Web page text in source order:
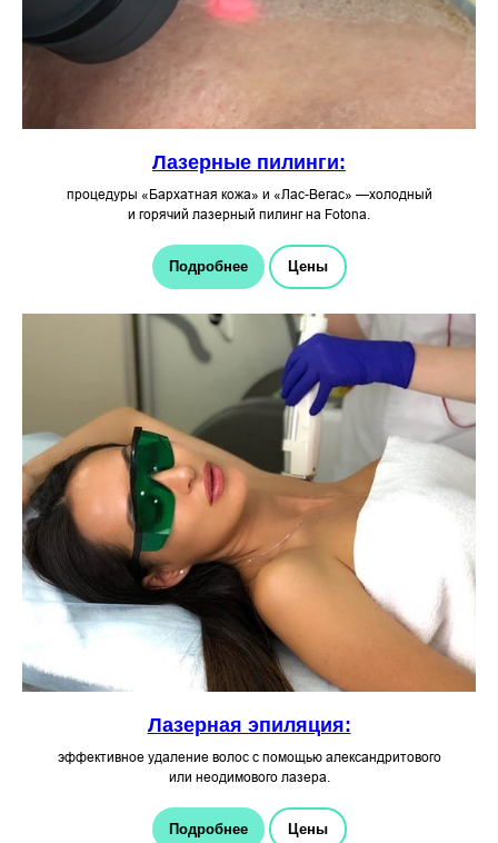
Лазерные пилинги:
процедуры «Бархатная кожа» и «Лас-Вегас» —холодный
и горячий лазерный пилинг на Fotona.
Подробнее Цены
Лазерная эпиляция:
эффективное удаление волос с помощью александритового
или неодимового лазера.
Подробнее Цены